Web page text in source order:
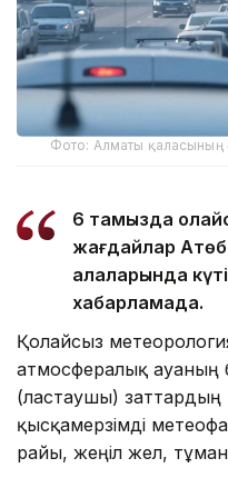
Фото: Алматы қаласының
6 тамызда
жағдайлар
қалаларында
хабарламада.
Қолайсыз
атмосфералық ауаның
(ластаушы) заттардың
қысқамерзімді
райы, жеңіл жел,